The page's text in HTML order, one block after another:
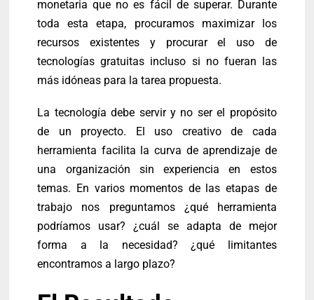
monetaria que no es fácil de superar. Durante
toda esta etapa, procuramos maximizar los
recursos existentes y procurar el uso de
tecnologías gratuitas incluso si no fueran las
más idóneas para la tarea propuesta.
La tecnología debe servir y no ser el propósito
de un proyecto. El uso creativo de cada
herramienta facilita la curva de aprendizaje de
una organización sin experiencia en estos
temas. En varios momentos de las etapas de
trabajo nos preguntamos ¿qué herramienta
podríamos usar? ¿cuál se adapta de mejor
forma a la necesidad? ¿qué limitantes
encontramos a largo plazo?